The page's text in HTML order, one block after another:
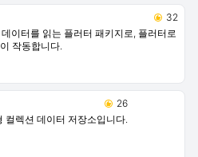
32
이터를 읽는 플러터 패키지로, 플러터로
작동합니다.
26
컬렉션 데이터 저장소입니다.